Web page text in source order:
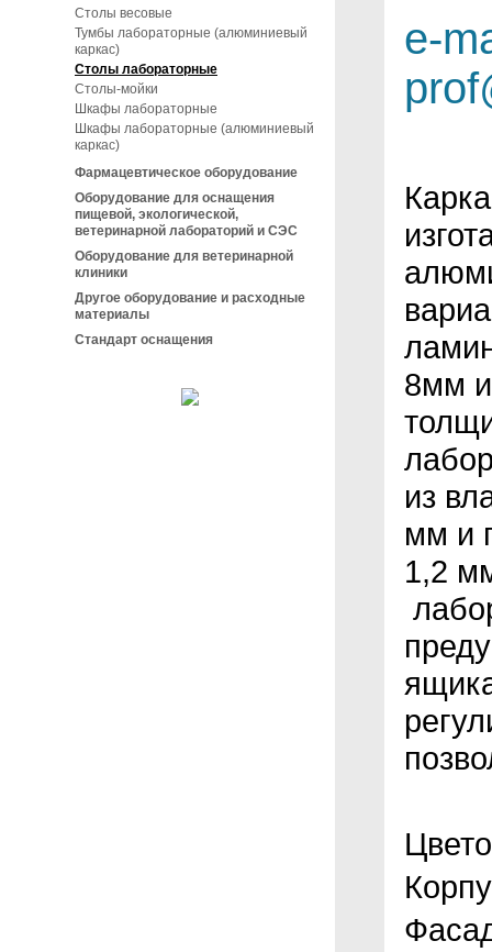
Столы весовые
Тумбы лабораторные (алюминиевый
каркас)
Столы лабораторные
Столы-мойки
Шкафы лабораторные
Шкафы лабораторные (алюминиевый
каркас)
Фармацевтическое оборудование
Оборудование для оснащения
пищевой, экологической,
ветеринарной лабораторий и СЭС
Оборудование для ветеринарной
клиники
Другое оборудование и расходные
материалы
Стандарт оснащения
e-
8мм и
из
мм и
1,2